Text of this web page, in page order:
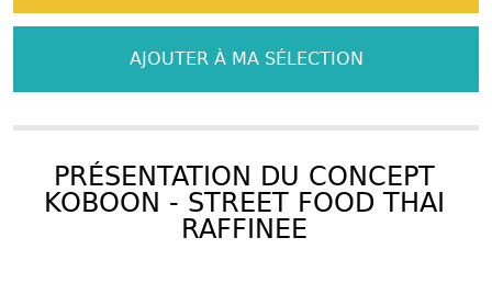
AJOUTER À MA SÉLECTION
PRÉSENTATION DU CONCEPT
KOBOON - STREET FOOD THAI
RAFFINEE